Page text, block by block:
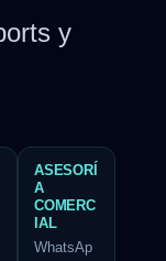
y
ASESORÍ
A
COMERC
IAL
WhatsAp